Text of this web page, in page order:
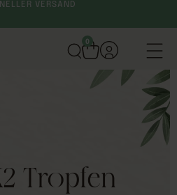
VERSAND
0
Tropfen